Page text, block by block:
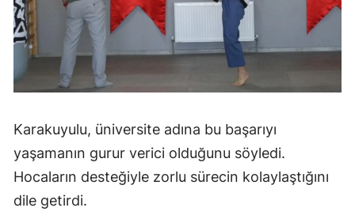
Karakuyulu, üniversite adına bu başarıyı
yaşamanın gurur verici olduğunu söyledi.
Hocaların desteğiyle zorlu sürecin kolaylaştığını
dile getirdi.